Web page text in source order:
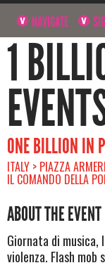
NAVIGATE
1
ONE BILLION IN
ITALY > PIAZZA
IL COMANDO DELLA
ABOUT THE EVENT
Giornata di
violenza. Flash mob